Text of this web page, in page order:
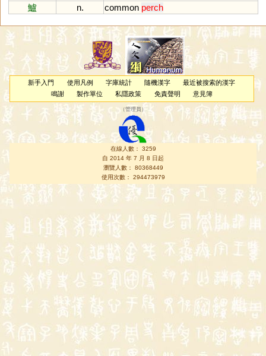
鱸
n. common perch
新手入門 使用凡例 字庫統計 隨機漢字
最近被搜索的漢字
鳴謝
製作單位 私隱政策 免責聲明 意見簿
（管理員 ）
在線人數： 3259
自 2014 年 7 月 8 日起
瀏覽人數： 80368449
使用次數： 294473979